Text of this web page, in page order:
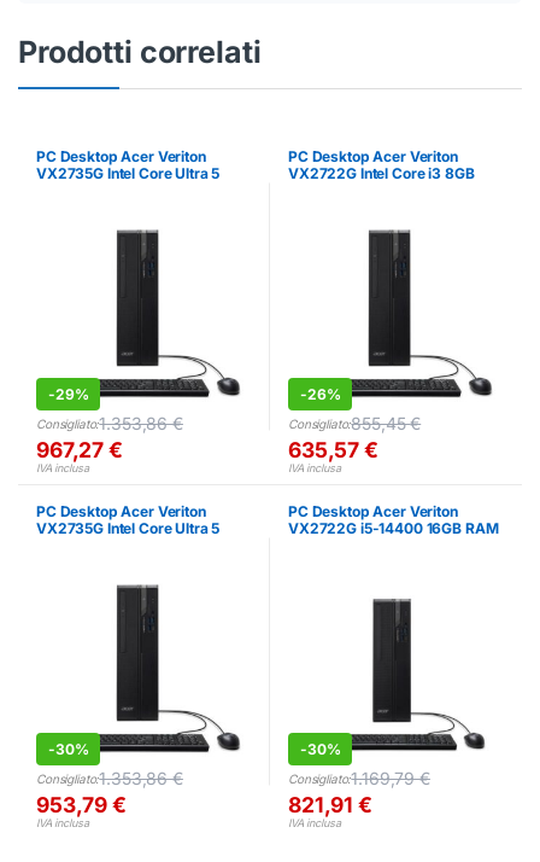
Prodotti correlati
PC Desktop Acer Veriton
VX2735G Intel Core Ultra 5
-29%
Consigliato:1.353,86€
967,27€
IVA inclusa
PC Desktop Acer Veriton
VX2722G Intel Core i3 8GB
-26%
Consigliato:855,45€
635,57€
IVA inclusa
PC Desktop Acer Veriton
VX2735G Intel Core Ultra 5
-30%
Consigliato:1.353,86€
953,79€
IVA inclusa
PC Desktop Acer Veriton
VX2722G i5-14400 16GB RAM
-30%
Consigliato:1.169,79€
821,91€
IVA inclusa